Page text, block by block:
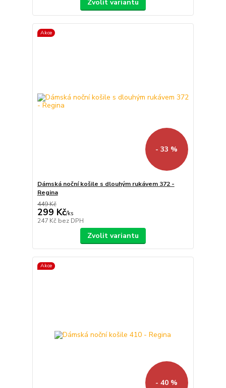
Zvolit variantu
Akce
- 33 %
Dámská noční košile s dlouhým rukávem 372 -
Regina
449 Kč
299 Kč/ks
247 Kč bez DPH
Zvolit variantu
Akce
- 40 %